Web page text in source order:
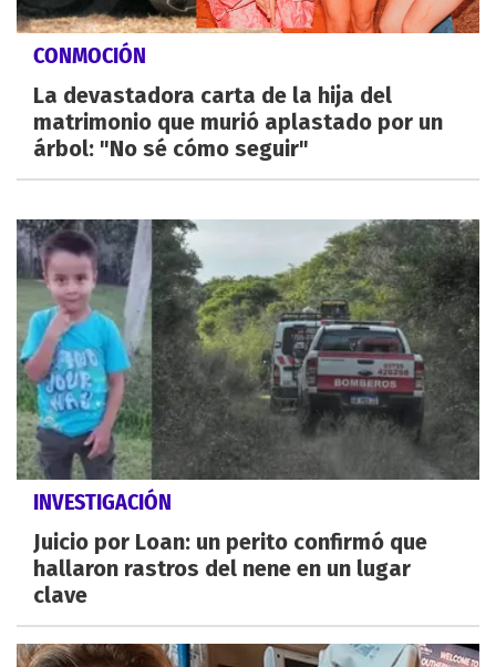
CONMOCIÓN
La devastadora carta de la hija del
matrimonio que murió aplastado por un
árbol: "No sé cómo seguir"
INVESTIGACIÓN
Juicio por Loan: un perito confirmó que
hallaron rastros del nene en un lugar
clave